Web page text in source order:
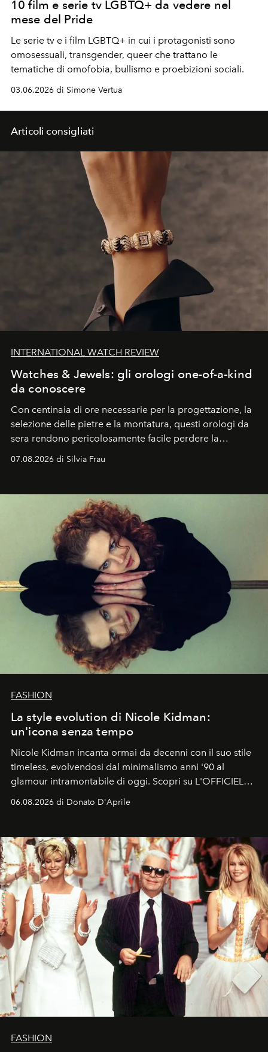
10 film e serie tv LGBTQ+ da vedere nel
mese del Pride
Le serie tv e i film LGBTQ+ in cui i protagonisti sono
omosessuali, transgender, queer che trattano le
tematiche di omofobia, bullismo e proebizioni sociali.
03.06.2026 di Simone Vertua
Articoli consigliati
INTERNATIONAL WATCH REVIEW
Watches & Jewels: gli orologi one-of-a-kind
da conoscere
Con centinaia di ore necessarie per la progettazione, la
selezione delle pietre e la montatura, questi orologi da
sera rendono pericolosamente facile perdere la
cognizione del tempo. Ma con quadranti così
07.08.2026 di Silvia Frau
FASHION
La style evolution di Nicole Kidman:
un'icona senza tempo
Nicole Kidman incanta ormai da decenni con il suo stile
timeless, evolvendosi dal minimalismo anni '90 al
glamour intramontabile di oggi. Scopri su L'OFFICIEL
Italia la sua style evolution.
06.08.2026 di Donato D'Aprile
FASHION